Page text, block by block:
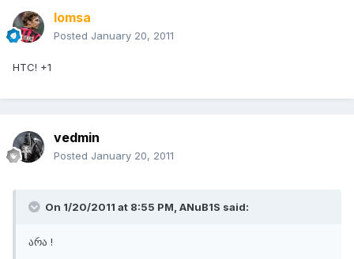
lomsa
Posted January 20, 2011
HTC! +1
vedmin
Posted January 20, 2011
On 1/20/2011 at 8:55 PM, ANuB1S said:
არა !